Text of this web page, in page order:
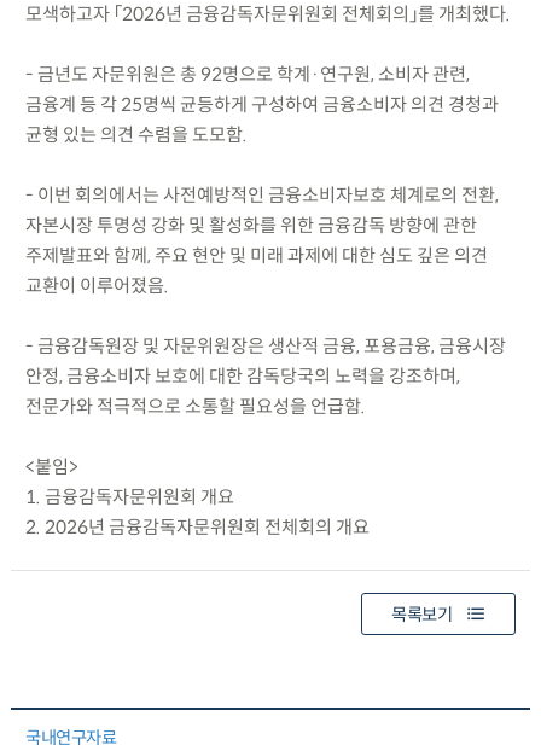
모색하고자 「2026년 금융감독자문위원회 전체회의」를 개최했다.
- 금년도 자문위원은 총 92명으로 학계·연구원, 소비자 관련,
금융계 등 각 25명씩 균등하게 구성하여 금융소비자 의견 경청과
균형 있는 의견 수렴을 도모함.
- 이번 회의에서는 사전예방적인 금융소비자보호 체계로의 전환,
자본시장 투명성 강화 및 활성화를 위한 금융감독 방향에 관한
주제발표와 함께, 주요 현안 및 미래 과제에 대한 심도 깊은 의견
교환이 이루어졌음.
- 금융감독원장 및 자문위원장은 생산적 금융, 포용금융, 금융시장
안정, 금융소비자 보호에 대한 감독당국의 노력을 강조하며,
전문가와 적극적으로 소통할 필요성을 언급함.
<붙임>
1. 금융감독자문위원회 개요
2. 2026년 금융감독자문위원회 전체회의 개요
목록보기
국내연구자료